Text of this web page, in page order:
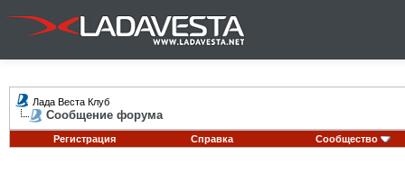
Лада Веста Клуб
Сообщение форума
Регистрация Справка Сообщество